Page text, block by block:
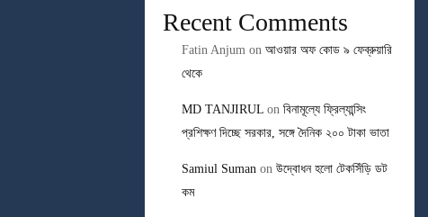
Recent Comments
Fatin Anjum on আওয়ার অফ কোড ৯ ফেব্রুয়ারি
থেকে
MD TANJIRUL on বিনামূল্যে ফ্রিল্যান্সিং
প্রশিক্ষণ দিচ্ছে সরকার, সঙ্গে দৈনিক ২০০ টাকা ভাতা
Samiul Suman on উদ্বোধন হলো টেকসিঁড়ি ডট
কম